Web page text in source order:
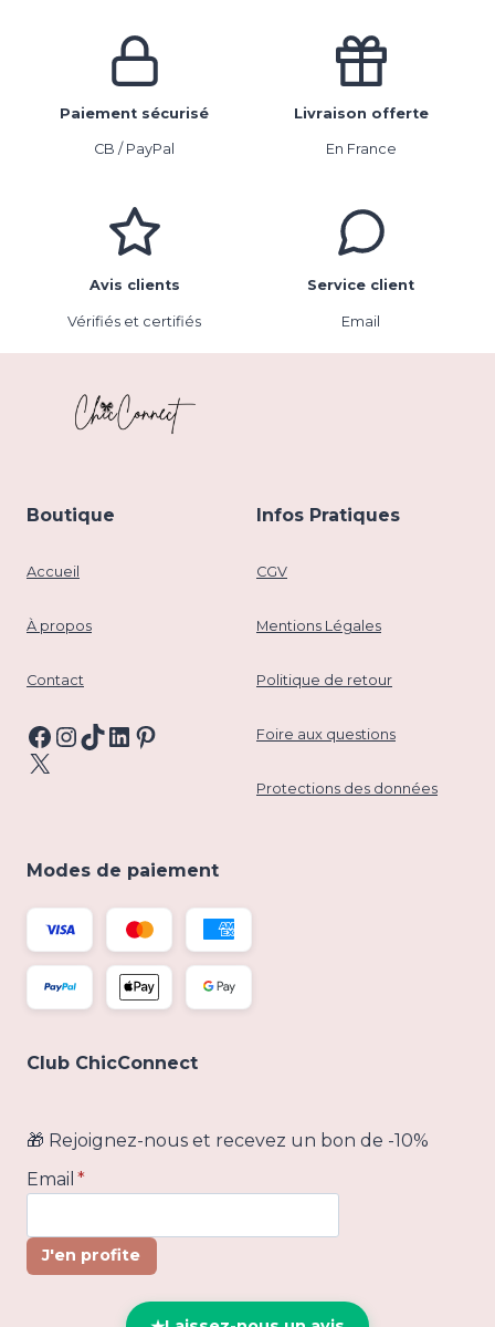
Paiement sécurisé
CB / PayPal
Livraison offerte
En France
Avis clients
Vérifiés et certifiés
Service client
Email
Boutique
Accueil
À propos
Contact
Facebook
Instagram
TikTok
LinkedIn
Pinterest
X
Infos Pratiques
CGV
Mentions Légales
Politique de retour
Foire aux questions
Protections des données
Modes de paiement
Club ChicConnect
🎁 Rejoignez-nous et recevez un bon de -10%
Email *
J'en profite